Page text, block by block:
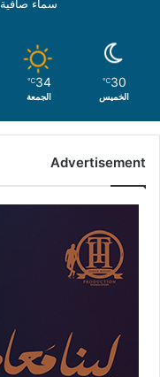
سماء صافية
30
℃
الخميس
34
℃
الجمعة
Advertisement